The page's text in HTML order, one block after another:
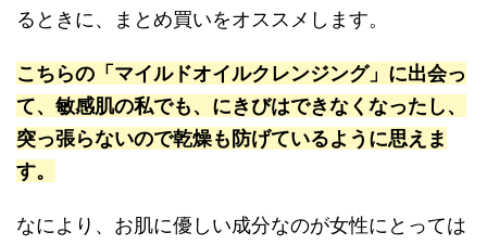
るときに、まとめ買いをオススメします。
こちらの「マイルドオイルクレンジング」に出会っ
て、敏感肌の私でも、にきびはできなくなったし、
突っ張らないので乾燥も防げているように思えま
す。
なにより、お肌に優しい成分なのが女性にとっては